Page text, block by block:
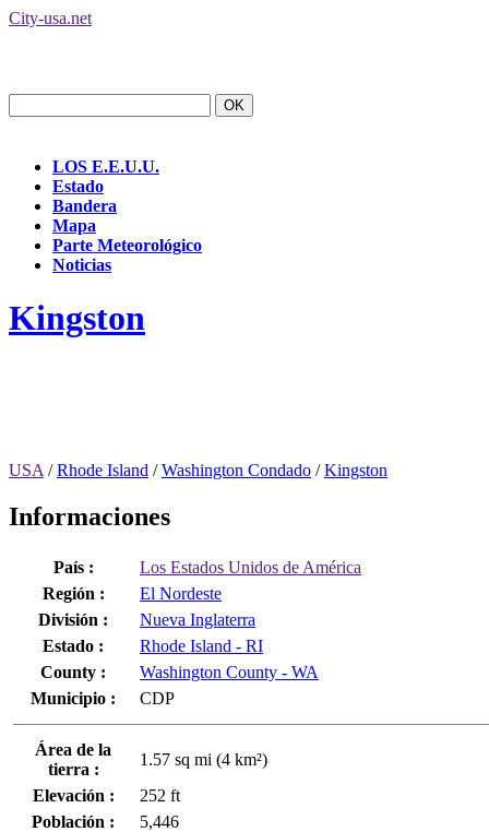
City-usa.net
LOS E.E.U.U.
Estado
Bandera
Mapa
Parte Meteorológico
Noticias
Kingston
USA /Rhode Island /Washington Condado /Kingston
Informaciones
País :
Los Estados Unidos de América
Región :
El Nordeste
División :
Nueva Inglaterra
Estado :
Rhode Island - RI
County :
Washington County - WA
Municipio :
CDP
Área de la
tierra :
1.57 sq mi (4 km²)
Elevación :
252 ft
Población :
5,446